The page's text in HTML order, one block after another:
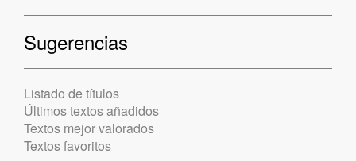
Sugerencias
Listado de títulos
Últimos textos añadidos
Textos mejor valorados
Textos favoritos